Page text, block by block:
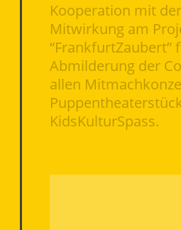
Kooperation mit
Mitwirkung am
“FrankfurtZaubert”
Abmilderung der
allen
KidsKulturSpass.